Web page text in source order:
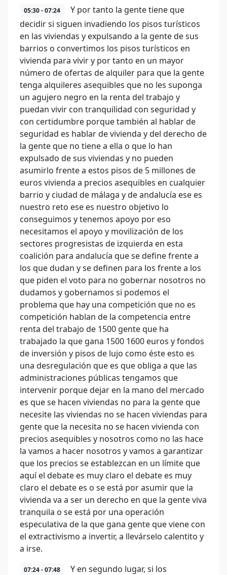
05:30 - 07:24
Y por tanto la gente tiene que
decidir si siguen invadiendo los pisos turísticos
en las viviendas y expulsando a la gente de sus
barrios o convertimos los pisos turísticos en
vivienda para vivir y por tanto en un mayor
número de ofertas de alquiler para que la gente
tenga alquileres asequibles que no les suponga
un agujero negro en la renta del trabajo y
puedan vivir con tranquilidad con seguridad y
con certidumbre porque también al hablar de
seguridad es hablar de vivienda y del derecho de
la gente que no tiene a ella o que lo han
expulsado de sus viviendas y no pueden
asumirlo frente a estos pisos de 5 millones de
euros vivienda a precios asequibles en cualquier
barrio y ciudad de málaga y de andalucía ese es
nuestro reto ese es nuestro objetivo lo
conseguimos y tenemos apoyo por eso
necesitamos el apoyo y movilización de los
sectores progresistas de izquierda en esta
coalición para andalucía que se define frente a
los que dudan y se definen para los frente a los
que piden el voto para no gobernar nosotros no
dudamos y gobernamos si podemos el
problema que hay una competición que no es
competición hablan de la competencia entre
renta del trabajo de 1500 gente que ha
trabajado la que gana 1500 1600 euros y fondos
de inversión y pisos de lujo como éste esto es
una desregulación que es que obliga a que las
administraciones públicas tengamos que
intervenir porque dejar en la mano del mercado
es que se hacen viviendas no para la gente que
necesite las viviendas no se hacen viviendas para
gente que la necesita no se hacen vivienda con
precios asequibles y nosotros como no las hace
la vamos a hacer nosotros y vamos a garantizar
que los precios se establezcan en un límite que
aquí el debate es muy claro el debate es muy
claro el debate es o se está por asumir que la
vivienda va a ser un derecho en que la gente viva
tranquila o se está por una operación
especulativa de la que gana gente que viene con
el extractivismo a invertir, a llevárselo calentito y
a irse.
07:24 - 07:48
Y en segundo lugar, si los